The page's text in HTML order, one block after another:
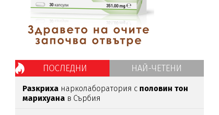
ПОСЛЕДНИ НАЙ-ЧЕТЕНИ
Разкриха нарколаборатория с половин тон
марихуана в Сърбия